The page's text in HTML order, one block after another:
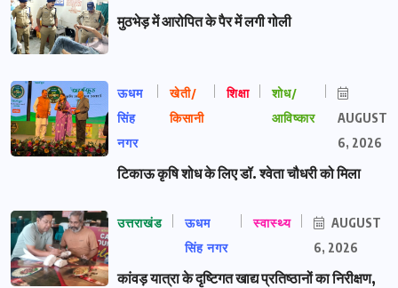
मुठभेड़ में आरोपित के पैर में लगी गोली
ऊधम
सिंह
नगर
खेती/
किसानी
शिक्षा
शोध/
आविष्कार
AUGUST
6, 2026
टिकाऊ कृषि शोध के लिए डॉ. श्वेता चौधरी को मिला
उत्तराखंड
ऊधम
सिंह नगर
स्वास्थ्य
AUGUST
6, 2026
कांवड़ यात्रा के दृष्टिगत खाद्य प्रतिष्ठानों का निरीक्षण,